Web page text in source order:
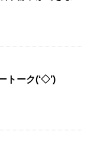
ーク(‘◇’)ゞ